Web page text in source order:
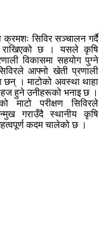
क्रमशः सिविर सञ्चालन गर्दै
राखिएको छ । यसले कृषि
विकासमा सहयोग पुग्ने
आफ्नो खेती प्रणाली
छन् । माटोको अवस्था थाहा
हुने उनीहरूको भनाइ छ ।
माटो परीक्षण सिविरले
गराउँदै स्थानीय कृषि
कदम चालेको छ ।